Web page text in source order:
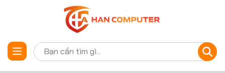
Thông số kỹ thuật
Hộp mực Xerox
Đặt trước sản phẩm